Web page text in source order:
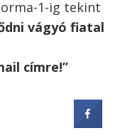
1-ig tekint
vágyó fiatal
címre!”